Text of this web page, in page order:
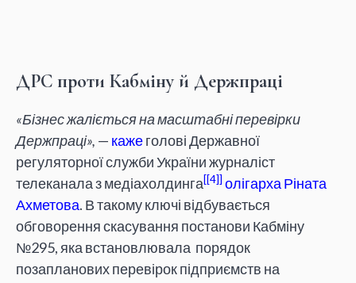
ДРС проти Кабміну й Держпраці
«Бізнес жаліється на масштабні перевірки
Держпраці», — кажеголові Державної
регуляторної служби України журналіст
телеканала з медіахолдинга [4] олігархаРіната
Ахметова. В такому ключі відбувається
обговорення скасування постанови Кабміну
№295, яка встановлювала порядок
позапланових перевірок підприємств на